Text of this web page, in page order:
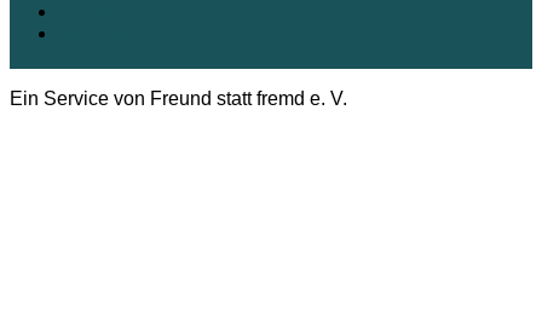
Ein Service von Freund statt fremd e. V.